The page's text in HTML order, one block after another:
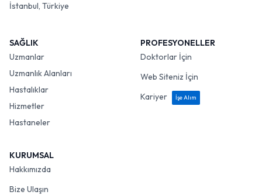
İstanbul, Türkiye
SAĞLIK
Uzmanlar
Uzmanlık Alanları
Hastalıklar
Hizmetler
Hastaneler
PROFESYONELLER
Doktorlar İçin
Web Siteniz İçin
Kariyer
İşe Alım
KURUMSAL
Hakkımızda
Bize Ulaşın